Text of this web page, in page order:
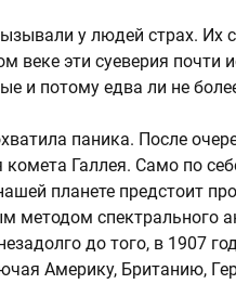
у людей страх. Их
веке эти суеверия почти
и потому едва ли не
паника. После
Галлея. Само по
планете предстоит
методом спектрального
до того, в 1907
Америку, Британию,